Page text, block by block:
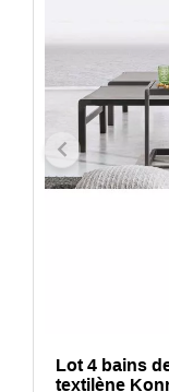
Lot 4 bains
textilène